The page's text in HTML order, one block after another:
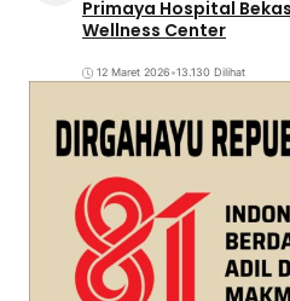
Primaya Hospital
Wellness Center
12 Maret 2026•13.130 Dilihat